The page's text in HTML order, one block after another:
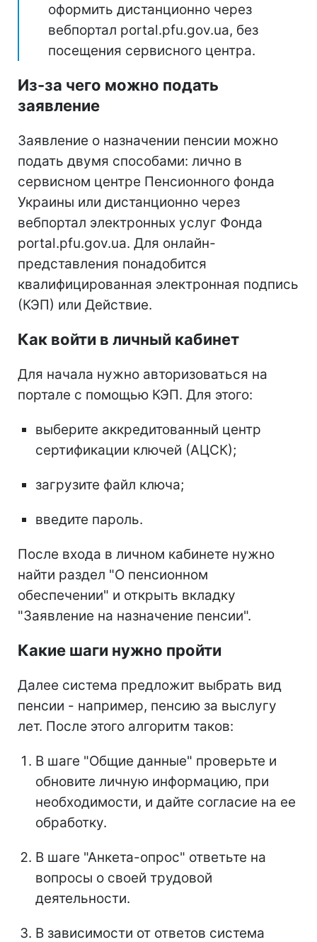
оформить дистанционно через
вебпортал portal.pfu.gov.ua, без
посещения сервисного центра.
Из-за чего можно подать
заявление
Заявление о назначении пенсии можно
подать двумя способами: лично в
сервисном центре Пенсионного фонда
Украины или дистанционно через
вебпортал электронных услуг Фонда
portal.pfu.gov.ua. Для онлайн-
представления понадобится
квалифицированная электронная подпись
(КЭП) или Действие.
Как войти в личный кабинет
Для начала нужно авторизоваться на
портале с помощью КЭП. Для этого:
выберите аккредитованный центр
сертификации ключей (АЦСК);
загрузите файл ключа;
введите пароль.
После входа в личном кабинете нужно
найти раздел "О пенсионном
обеспечении" и открыть вкладку
"Заявление на назначение пенсии".
Какие шаги нужно пройти
Далее система предложит выбрать вид
пенсии - например, пенсию за выслугу
лет. После этого алгоритм таков:
В шаге "Общие данные" проверьте и
обновите личную информацию, при
необходимости, и дайте согласие на ее
обработку.
В шаге "Анкета-опрос" ответьте на
вопросы о своей трудовой
деятельности.
В зависимости от ответов система